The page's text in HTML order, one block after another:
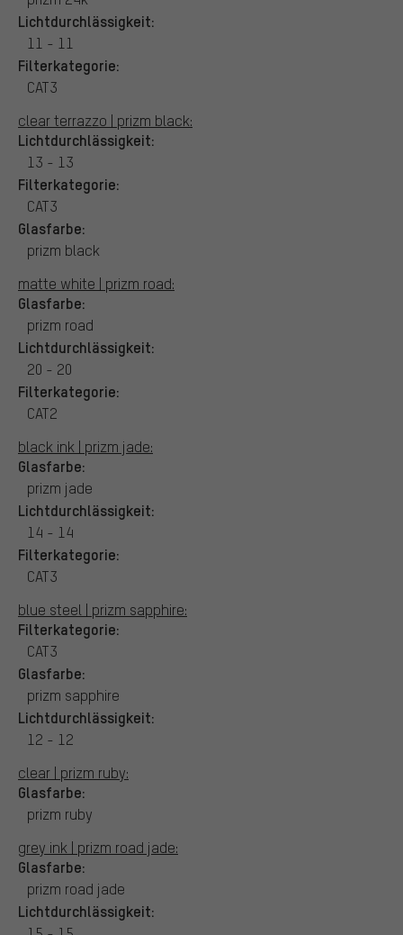
Lichtdurchlässigkeit:
11 - 11
Filterkategorie:
CAT3
clear terrazzo | prizm black:
Lichtdurchlässigkeit:
13 - 13
Filterkategorie:
CAT3
Glasfarbe:
prizm black
matte white | prizm road:
Glasfarbe:
prizm road
Lichtdurchlässigkeit:
20 - 20
Filterkategorie:
CAT2
black ink | prizm jade:
Glasfarbe:
prizm jade
Lichtdurchlässigkeit:
14 - 14
Filterkategorie:
CAT3
blue steel | prizm sapphire:
Filterkategorie:
CAT3
Glasfarbe:
prizm sapphire
Lichtdurchlässigkeit:
12 - 12
clear | prizm ruby:
Glasfarbe:
prizm ruby
grey ink | prizm road jade:
Glasfarbe:
prizm road jade
Lichtdurchlässigkeit: